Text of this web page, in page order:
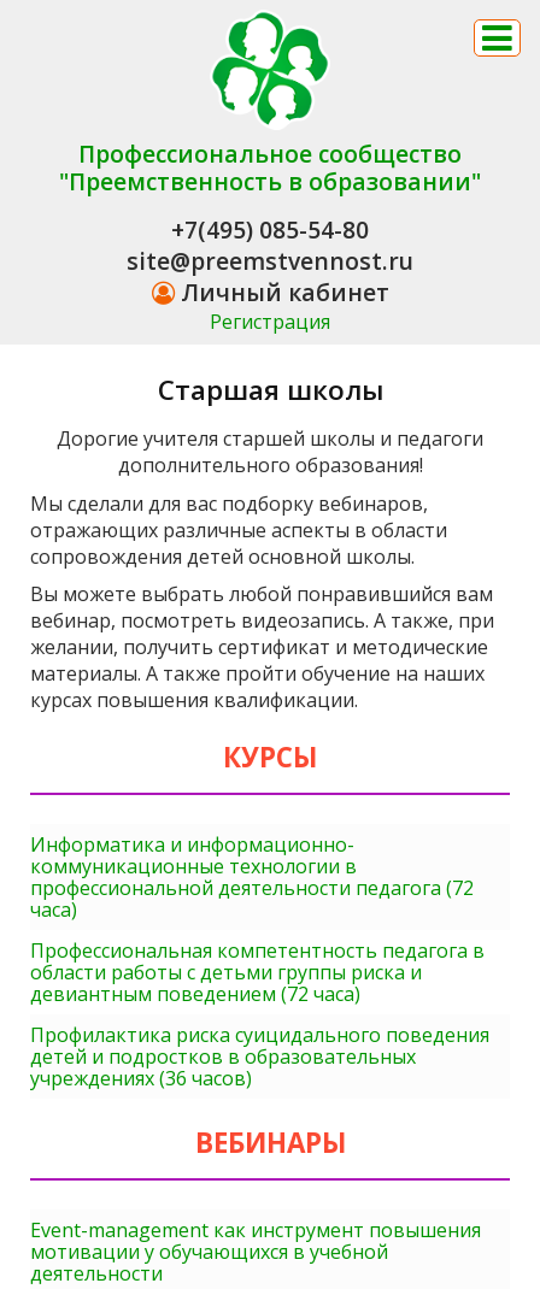
Профессиональное сообщество
"Преемственность в образовании"
+7(495) 085-54-80
site@preemstvennost.ru
Личный кабинет
Регистрация
Старшая школы
Дорогие учителя старшей школы и педагоги
дополнительного образования!
Мы сделали для вас подборку вебинаров,
отражающих различные аспекты в области
сопровождения детей основной школы.
Вы можете выбрать любой понравившийся вам
вебинар, посмотреть видеозапись. А также, при
желании, получить сертификат и методические
материалы. А также пройти обучение на наших
курсах повышения квалификации.
КУРСЫ
Информатика и информационно-
коммуникационные технологии в
профессиональной деятельности педагога (72
часа)
Профессиональная компетентность педагога в
области работы с детьми группы риска и
девиантным поведением (72 часа)
Профилактика риска суицидального поведения
детей и подростков в образовательных
учреждениях (36 часов)
ВЕБИНАРЫ
Event-management как инструмент повышения
мотивации у обучающихся в учебной
деятельности